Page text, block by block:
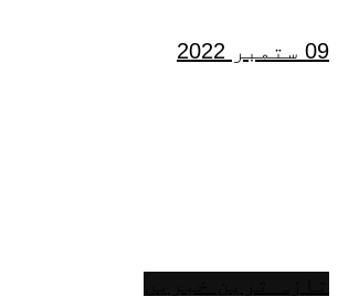
09 ستمبر 2022